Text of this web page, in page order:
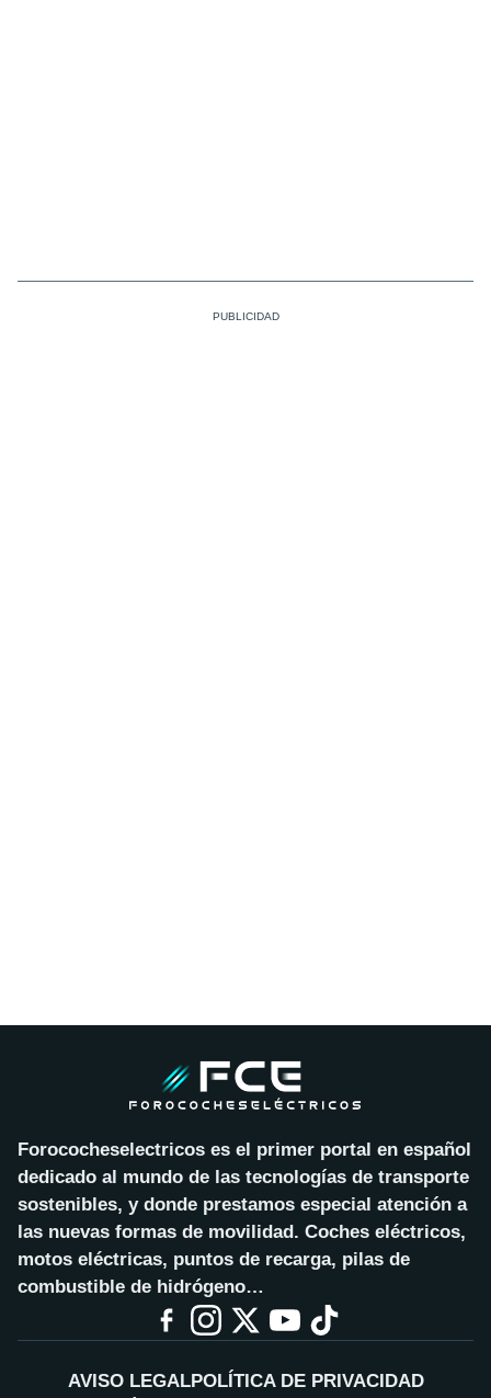
Forococheselectricos es el primer portal en español
dedicado al mundo de las tecnologías de transporte
sostenibles, y donde prestamos especial atención a
las nuevas formas de movilidad. Coches eléctricos,
motos eléctricas, puntos de recarga, pilas de
combustible de hidrógeno…
AVISO LEGALPOLÍTICA DE PRIVACIDAD